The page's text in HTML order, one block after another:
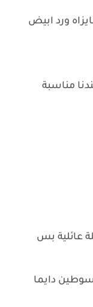
ورد ابيض
مناسبة
عائلية بس
دايما